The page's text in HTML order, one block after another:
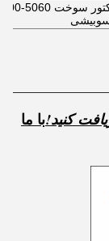
کنید!با ما